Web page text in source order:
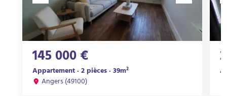
145 000 €
Appartement · 2 pièces · 39m²
Angers (49100)